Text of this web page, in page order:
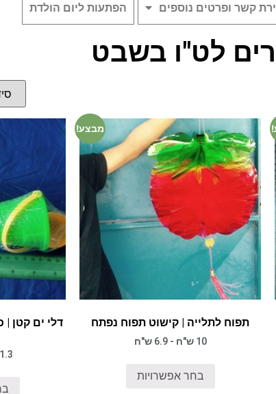
קשר ופרטים נוספים הפתעות ליום הולדת
לט"ו בשבט
מבצע!
תפוח לתלייה | קישוט תפוח נפתח
10 ש"ח - 6.9 ש"ח
בחר אפשרויות
דלי ים קטן |
1.3 ש"ח - 1.1 ש"ח